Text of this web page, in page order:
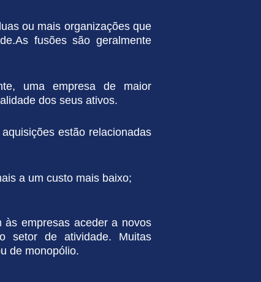
ou mais organizações que
fusões são geralmente
uma empresa de maior
dos seus ativos.
estão relacionadas
a um custo mais baixo;
às empresas aceder a novos
setor de atividade. Muitas
de monopólio.